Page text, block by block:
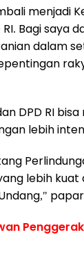
menjadi
Bagi saya
dalam
DPD RI
lebih
lebih
Penggerak